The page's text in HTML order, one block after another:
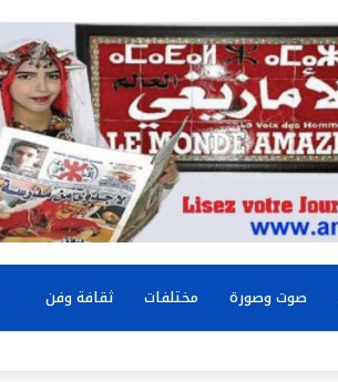
صوت وصورة مختلفات ثقافة وفن